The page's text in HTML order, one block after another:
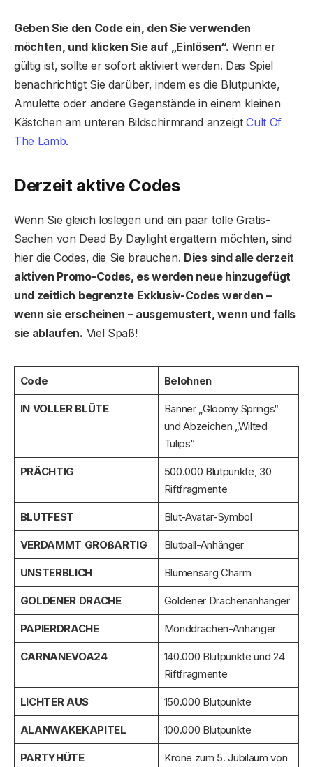
Geben Sie den Code ein, den Sie verwenden
möchten, und klicken Sie auf „Einlösen“. Wenn er
gültig ist, sollte er sofort aktiviert werden. Das Spiel
benachrichtigt Sie darüber, indem es die Blutpunkte,
Amulette oder andere Gegenstände in einem kleinen
Kästchen am unteren Bildschirmrand anzeigtCult Of
The Lamb.
Derzeit aktive Codes
Wenn Sie gleich loslegen und ein paar tolle Gratis-
Sachen von Dead By Daylight ergattern möchten, sind
hier die Codes, die Sie brauchen. Dies sind alle derzeit
aktiven Promo-Codes, es werden neue hinzugefügt
und zeitlich begrenzte Exklusiv-Codes werden –
wenn sie erscheinen – ausgemustert, wenn und falls
sie ablaufen. Viel Spaß!
Code Belohnen
IN VOLLER BLÜTE
Banner „Gloomy Springs“
und Abzeichen „Wilted
Tulips“
PRÄCHTIG
500.000 Blutpunkte, 30
Riftfragmente
BLUTFEST Blut-Avatar-Symbol
VERDAMMT GROßARTIG Blutball-Anhänger
UNSTERBLICH Blumensarg Charm
GOLDENER DRACHE Goldener Drachenanhänger
PAPIERDRACHE Monddrachen-Anhänger
CARNANEVOA24
140.000 Blutpunkte und 24
Riftfragmente
LICHTER AUS 150.000 Blutpunkte
ALANWAKEKAPITEL 100.000 Blutpunkte
PARTYHÜTE Krone zum 5. Jubiläum von